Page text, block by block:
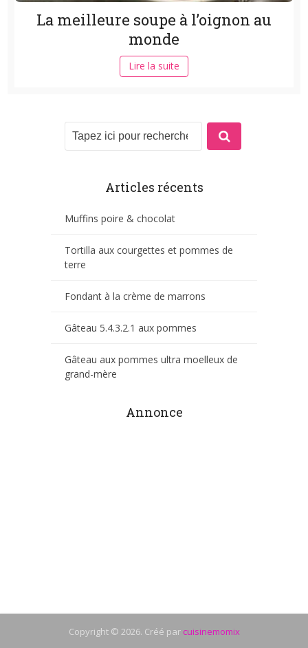
La meilleure soupe à l’oignon au
monde
Lire la suite
Articles récents
Muffins poire & chocolat
Tortilla aux courgettes et pommes de
terre
Fondant à la crème de marrons
Gâteau 5.4.3.2.1 aux pommes
Gâteau aux pommes ultra moelleux de
grand-mère
Annonce
Copyright © 2026. Créé par cuisinemomix